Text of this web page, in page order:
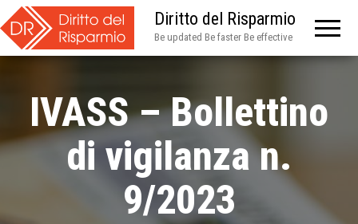
Diritto del Risparmio
Be updated Be faster Be effective
IVASS – Bollettino
di vigilanza n.
9/2023